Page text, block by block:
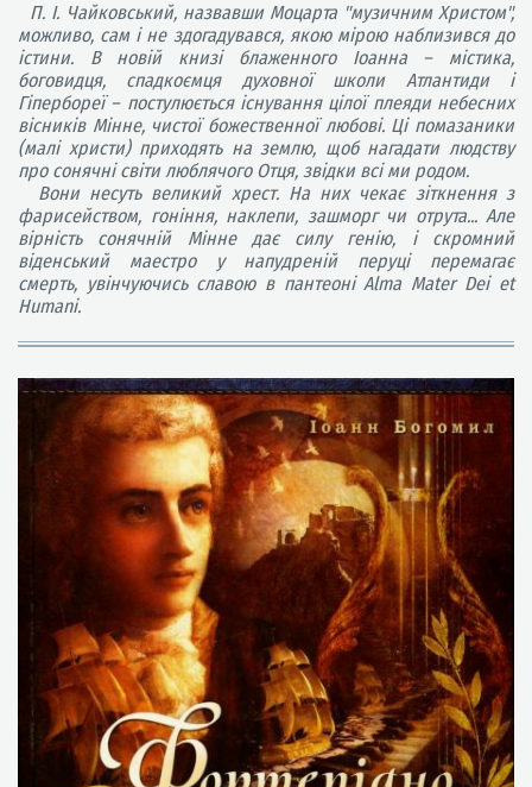
П. І. Чайковський, назвавши Моцарта "музичним Христом",
можливо, сам і не здогадувався, якою мірою наблизився до
істини. В новій книзі блаженного Іоанна – містика,
боговидця, спадкоємця духовної школи Атлантиди і
Гіпербореї – постулюється існування цілої плеяди небесних
вісників Мінне, чистої божественної любові. Ці помазаники
(малі христи) приходять на землю, щоб нагадати людству
про сонячні світи люблячого Отця, звідки всі ми родом.
Вони несуть великий хрест. На них чекає зіткнення з
фарисейством, гоніння, наклепи, зашморг чи отрута... Але
вірність сонячній Мінне дає силу генію, і скромний
віденський маестро у напудреній перуці перемагає
смерть, увінчуючись славою в пантеоні Alma Mater Dei et
Humani.